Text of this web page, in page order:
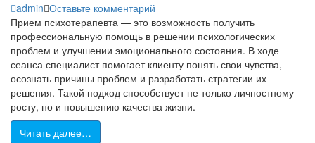
admin Оставьте комментарий
Прием психотерапевта — это возможность получить
профессиональную помощь в решении психологических
проблем и улучшении эмоционального состояния. В ходе
сеанса специалист помогает клиенту понять свои чувства,
осознать причины проблем и разработать стратегии их
решения. Такой подход способствует не только личностному
росту, но и повышению качества жизни.
Читать далее…